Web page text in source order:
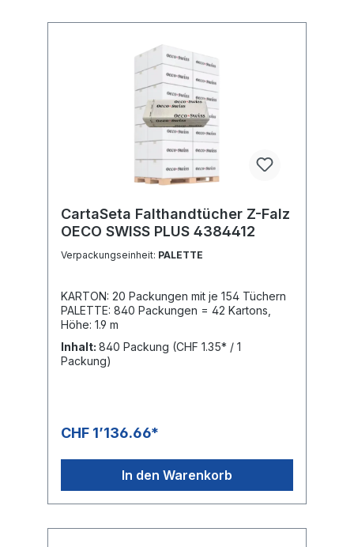
CartaSeta Falthandtücher Z-Falz
OECO SWISS PLUS 4384412
Verpackungseinheit: PALETTE
KARTON: 20 Packungen mit je 154 Tüchern
PALETTE: 840 Packungen = 42 Kartons,
Höhe: 1.9 m
Inhalt: 840 Packung (CHF 1.35* / 1
Packung)
CHF 1’136.66*
In den Warenkorb